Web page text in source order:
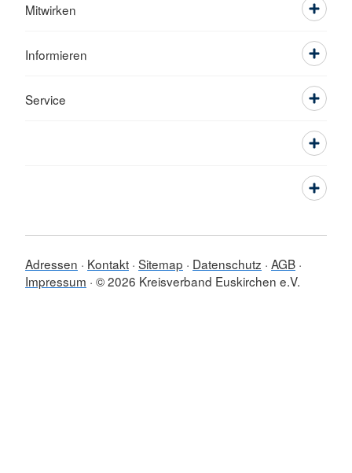
Mitwirken
Informieren
Service
Adressen Kontakt Sitemap Datenschutz AGB
Impressum © 2026 Kreisverband Euskirchen e.V.